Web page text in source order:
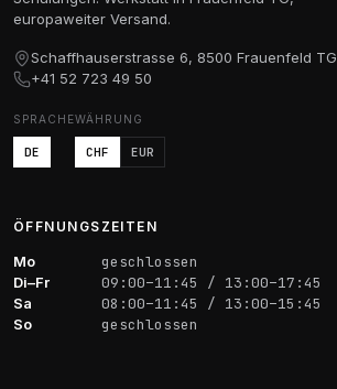
europaweiter Versand.
Schaffhauserstrasse 6, 8500 Frauenfeld TG
+41 52 723 49 50
SPRACHE
DE
WÄHRUNG
CHF EUR
ÖFFNUNGSZEITEN
Mo geschlossen
Di–Fr 09:00–11:45 / 13:00–17:45
Sa 08:00–11:45 / 13:00–15:45
So geschlossen